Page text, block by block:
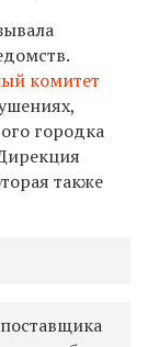
комитет
городка
также